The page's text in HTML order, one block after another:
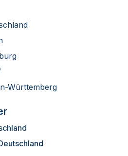
Württemberg